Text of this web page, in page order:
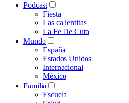
Podcast
Fiesta
Las calientitas
La Fe De Cuto
Mundo
España
Estados Unidos
Internacional
México
Familia
Escuela